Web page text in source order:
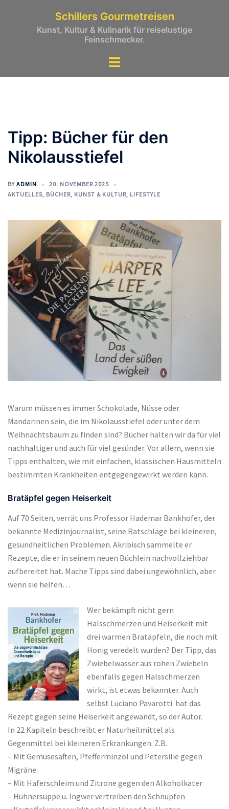
Schillers Gourmetreisen
Kunst, Kultur & Kulinarik für reiselustige
Feinschmecker.
Tipp: Bücher für den
Nikolausstiefel
BY ADMIN
20. NOVEMBER 2025
AKTUELLES, BÜCHER, KUNST & KULTUR, LIFESTYLE
Warum müssen es immer Schokolade, Nüsse oder
Mandarinen sein, die im Nikolausstiefel oder unter dem
Weihnachtsbaum zu finden sind? Bücher halten wir da für viel
nachhaltiger und auch für viel gesünder. Vor allem, wenn sie
Tipps enthalten, wie mit einfachen, klassischen Hausmitteln
bestimmten Krankheiten entgegengewirkt werden kann.
Bratäpfel gegen Heiserkeit
Auf 70 Seiten, verrät uns Professor Hademar Bankhofer, der
bekannte Medizinjournalist, seine Ratschläge bei kleineren,
gesundheitlichen Problemen. Akribisch sammelte er
Rezepte, die er in seinem neuen Büchlein nachvollziehbar
aufbereitet hat. Mache Tipps sind dabei ungewöhnlich, aber
wenn sie helfen…
Wer bekämpft nicht gern
Halsschmerzen und Heiserkeit mit
drei warmen Bratäpfeln, die noch mit
Honig veredelt wurden? Der Tipp, das
Zwiebelwasser aus rohen Zwiebeln
ebenfalls gegen Halsschmerzen
wirkt, ist etwas bekannter. Auch
selbst Luciano Pavarotti hat das
Rezept gegen seine Heiserkeit angewandt, so der Autor.
In 22 Kapiteln beschreibt er Naturheilmittel als
Gegenmittel bei kleineren Erkrankungen. Z.B.
– Mit Gemüsesäften, Pfefferminzöl und Petersilie gegen
Migräne
– Mit Haferschleim und Zitrone gegen den Alkoholkater
– Hühnersuppe u. Ingwer vertreiben den Schnupfen